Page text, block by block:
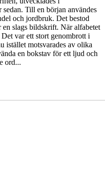
Till en början användes
och jordbruk. Det bestod
slags bildskrift. När alfabetet
var ett stort genombrott i
istället motsvarades av olika
en bokstav för ett ljud och
ord...